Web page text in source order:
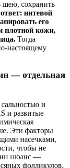
шею, сохранить
нитевой
его
плотной кожи,
Тогда
— отдельная
и
и развитые
Эти факторы
насечками,
чтобы не
нюанс —
фолликулов,